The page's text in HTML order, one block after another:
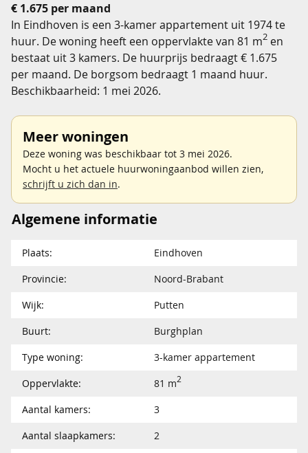
€ 1.675 per maand
In Eindhoven is een 3-kamer appartement uit 1974 te
huur. De woning heeft een oppervlakte van 81 m2 en
bestaat uit 3 kamers. De huurprijs bedraagt € 1.675
per maand. De borgsom bedraagt 1 maand huur.
Beschikbaarheid: 1 mei 2026.
Meer woningen
Deze woning was beschikbaar tot 3 mei 2026.
Mocht u het actuele huurwoningaanbod willen zien,
schrijft u zich dan in.
Algemene informatie
Plaats:
Eindhoven
Provincie:
Noord-Brabant
Wijk:
Putten
Buurt:
Burghplan
Type woning:
3-kamer appartement
Oppervlakte:
81 m2
Aantal kamers:
3
Aantal slaapkamers:
2